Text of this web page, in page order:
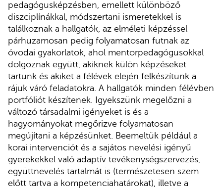
pedagógusképzésben, emellett különböző
diszciplínákkal, módszertani ismeretekkel is
találkoznak a hallgatók, az elméleti képzéssel
párhuzamosan pedig folyamatosan futnak az
óvodai gyakorlatok, ahol mentorpedagógusokkal
dolgoznak együtt, akiknek külön képzéseket
tartunk és akiket a félévek elején felkészítünk a
rájuk váró feladatokra. A hallgatók minden félévben
portfóliót készítenek. Igyekszünk megelőzni a
változó társadalmi igényeket is és a
hagyományokat megőrizve folyamatosan
megújítani a képzésünket. Beemeltük például a
korai intervenciót és a sajátos nevelési igényű
gyerekekkel való adaptív tevékenységszervezés,
együttnevelés tartalmát is (természetesen szem
előtt tartva a kompetenciahatárokat), illetve a